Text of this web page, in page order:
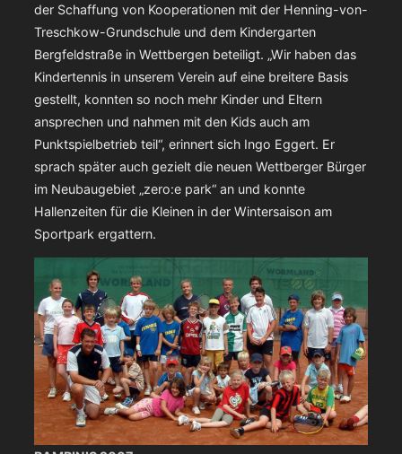
der Schaffung von Kooperationen mit der Henning-von-
Treschkow-Grundschule und dem Kindergarten
Bergfeldstraße in Wettbergen beteiligt. „Wir haben das
Kindertennis in unserem Verein auf eine breitere Basis
gestellt, konnten so noch mehr Kinder und Eltern
ansprechen und nahmen mit den Kids auch am
Punktspielbetrieb teil“, erinnert sich Ingo Eggert. Er
sprach später auch gezielt die neuen Wettberger Bürger
im Neubaugebiet „zero:e park“ an und konnte
Hallenzeiten für die Kleinen in der Wintersaison am
Sportpark ergattern.